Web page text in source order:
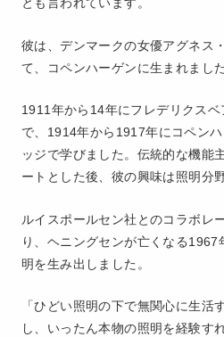
とも言われています。
彼は、デンマークの女優アグネス
て、コペンハーゲンに生まれました
1911年から14年にフレデリクス
で、1914年から1917年にコペン
ッジで学びました。伝統的な機能
ートとした後、彼の興味は照明分
ルイスポールセン社とのコラボレ
り、ヘニングセンが亡くなる
明を生み出しました。
「ひどい照明の下で無関心に生活
し、いったん本物の照明を経験す